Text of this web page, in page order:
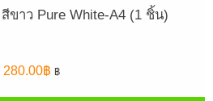
ขาว Pure White-A4 (1 ชิ้น)
280.00฿ ฿